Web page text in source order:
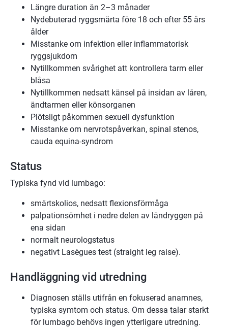
Längre duration än 2–3 månader
Nydebuterad ryggsmärta före 18 och efter 55 års
ålder
Misstanke om infektion eller inflammatorisk
ryggsjukdom
Nytillkommen svårighet att kontrollera tarm eller
blåsa
Nytillkommen nedsatt känsel på insidan av låren,
ändtarmen eller könsorganen
Plötsligt påkommen sexuell dysfunktion
Misstanke om nervrotspåverkan, spinal stenos,
cauda equina-syndrom
Status
Typiska fynd vid lumbago:
smärtskolios, nedsatt flexionsförmåga
palpationsömhet i nedre delen av ländryggen på
ena sidan
normalt neurologstatus
negativt Lasègues test (straight leg raise).
Handläggning vid utredning
Diagnosen ställs utifrån en fokuserad anamnes,
typiska symtom och status. Om dessa talar starkt
för lumbago behövs ingen ytterligare utredning.